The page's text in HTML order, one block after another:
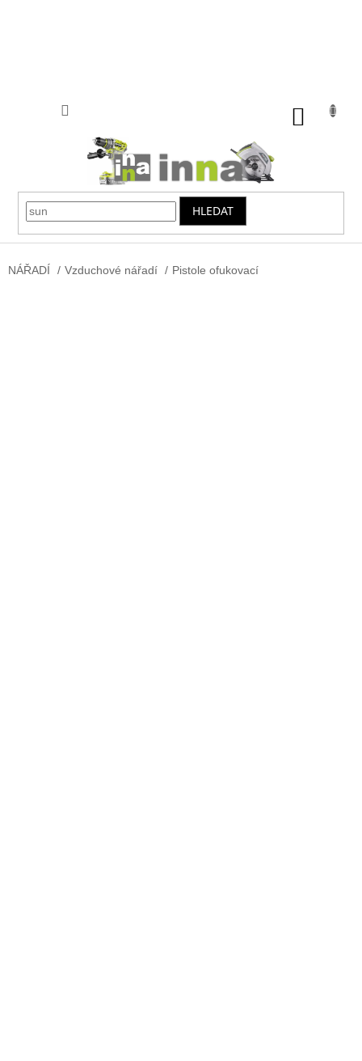
HLEDAT
NÁŘADÍ / Vzduchové nářadí / Pistole ofukovací